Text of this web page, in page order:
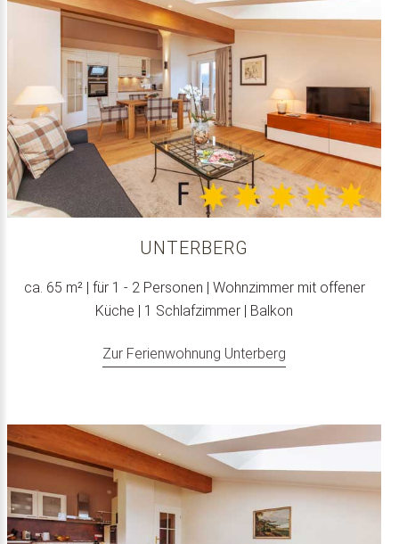
UNTERBERG
ca. 65 m² | für 1 - 2 Personen | Wohnzimmer mit offener
Küche | 1 Schlafzimmer | Balkon
Zur Ferienwohnung Unterberg